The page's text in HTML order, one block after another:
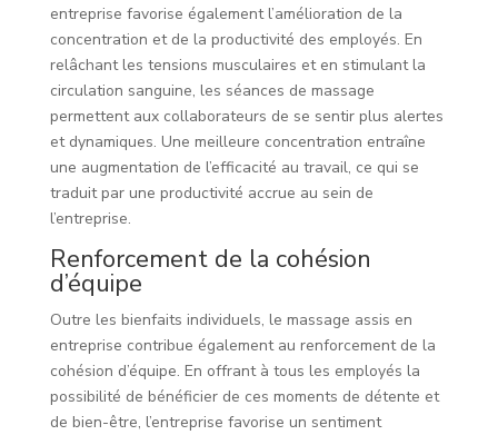
entreprise favorise également l’amélioration de la
concentration et de la productivité des employés. En
relâchant les tensions musculaires et en stimulant la
circulation sanguine, les séances de massage
permettent aux collaborateurs de se sentir plus alertes
et dynamiques. Une meilleure concentration entraîne
une augmentation de l’efficacité au travail, ce qui se
traduit par une productivité accrue au sein de
l’entreprise.
Renforcement de la cohésion
d’équipe
Outre les bienfaits individuels, le massage assis en
entreprise contribue également au renforcement de la
cohésion d’équipe. En offrant à tous les employés la
possibilité de bénéficier de ces moments de détente et
de bien-être, l’entreprise favorise un sentiment